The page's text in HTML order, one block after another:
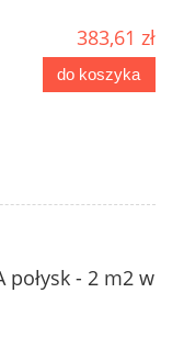
383,61 zł
do koszyka
połysk - 2 m2 w